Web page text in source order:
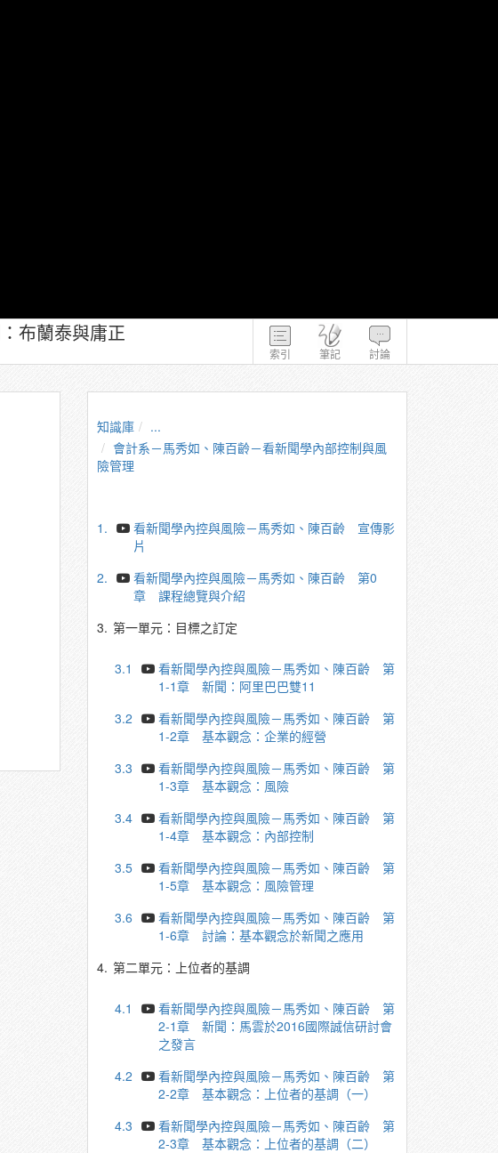
索引 筆記 討論
布蘭泰與庸正
知識庫
...
會計系－馬秀如、陳百齡－看新聞學內部控制與風
險管理
1.
看新聞學內控與風險－馬秀如、陳百齡 宣傳影
片
2.
看新聞學內控與風險－馬秀如、陳百齡 第0
章 課程總覽與介紹
3. 第一單元：目標之訂定
3.1
看新聞學內控與風險－馬秀如、陳百齡 第
1-1章 新聞：阿里巴巴雙11
3.2
看新聞學內控與風險－馬秀如、陳百齡 第
1-2章 基本觀念：企業的經營
3.3
看新聞學內控與風險－馬秀如、陳百齡 第
1-3章 基本觀念：風險
3.4
看新聞學內控與風險－馬秀如、陳百齡 第
1-4章 基本觀念：內部控制
3.5
看新聞學內控與風險－馬秀如、陳百齡 第
1-5章 基本觀念：風險管理
3.6
看新聞學內控與風險－馬秀如、陳百齡 第
1-6章 討論：基本觀念於新聞之應用
4. 第二單元：上位者的基調
4.1
看新聞學內控與風險－馬秀如、陳百齡 第
2-1章 新聞：馬雲於2016國際誠信研討會
之發言
4.2
看新聞學內控與風險－馬秀如、陳百齡 第
2-2章 基本觀念：上位者的基調（一）
4.3
看新聞學內控與風險－馬秀如、陳百齡 第
2-3章 基本觀念：上位者的基調（二）